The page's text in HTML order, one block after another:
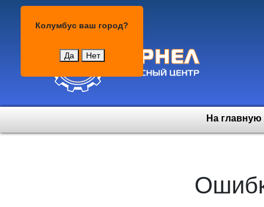
Колумбус ваш город?
Да Нет
На главную